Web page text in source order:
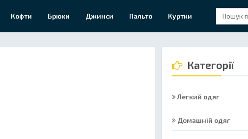
Кофти Брюки Джинси Пальто Куртки
Категорії
Легкий одяг
Домашній одяг